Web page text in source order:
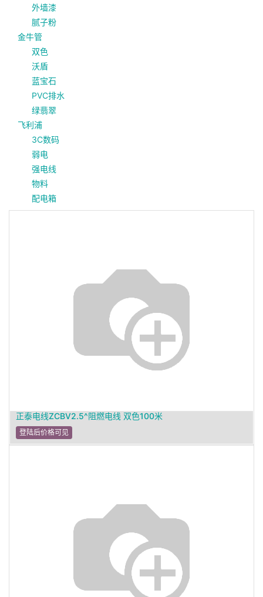
外墙漆
腻子粉
金牛管
双色
沃盾
蓝宝石
PVC排水
绿翡翠
飞利浦
3C数码
弱电
强电线
物料
配电箱
正泰电线ZCBV2.5^阻燃电线 双色100米
登陆后价格可见